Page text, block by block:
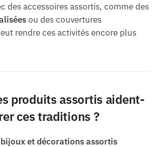
des accessoires assortis, comme des
ou des couvertures
rendre ces activités encore plus
produits assortis aident-
ces traditions ?
et décorations assortis